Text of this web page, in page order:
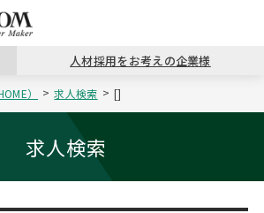
コンサ
キャリ
MBAの
日本か
パワー
人材採用をお考えの企業様
） 求人検索 []
求人検索